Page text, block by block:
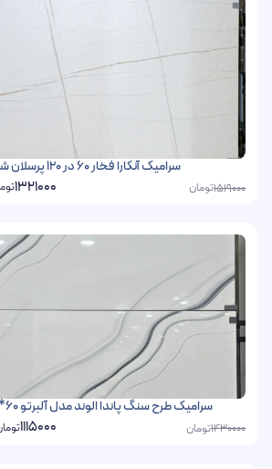
سرامیک آنکارا فخار 60 در 120 پرسلان شوگر افکت
1519000تومان 1321000تومان
سرامیک طرح سنگ پاندا الوند مدل آلبرتو 60*120 فول پولیش
1430000تومان 1115000تومان